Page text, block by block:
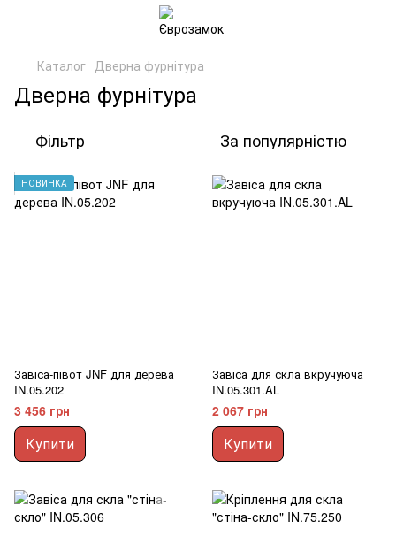
Каталог Дверна фурнітура
Дверна фурнітура
Фільтр За популярністю
НОВИНКА
Завіса-півот JNF для дерева
IN.05.202
3 456 грн
Купити
Завіса для скла вкручуюча
IN.05.301.AL
2 067 грн
Купити